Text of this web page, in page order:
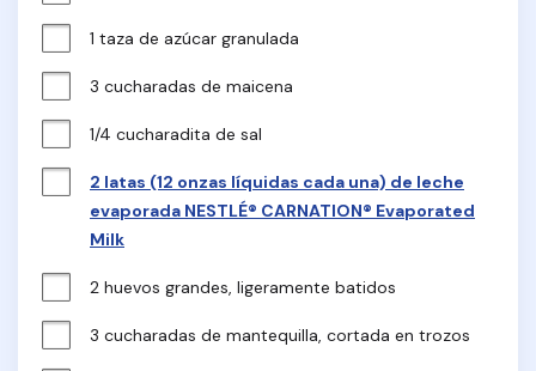
1 taza de azúcar granulada
3 cucharadas de maicena
1/4 cucharadita de sal
2 latas (12 onzas líquidas cada una) de leche
evaporada NESTLÉ® CARNATION® Evaporated
Milk
2 huevos grandes, ligeramente batidos
3 cucharadas de mantequilla, cortada en trozos